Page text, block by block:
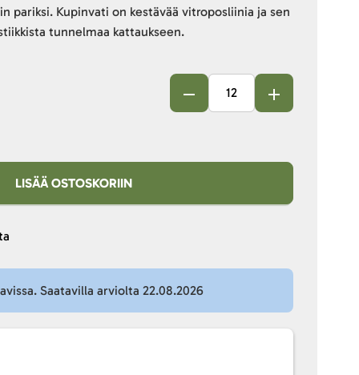
pariksi. Kupinvati on kestävää vitroposliinia ja sen
tunnelmaa kattaukseen.
LISÄÄ OSTOSKORIIN
Saatavilla arviolta 22.08.2026